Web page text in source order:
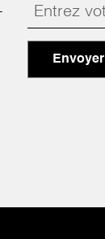
Envoyer